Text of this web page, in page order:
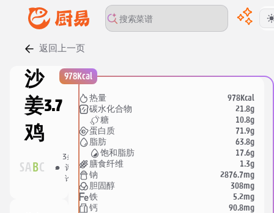
返回上一页
沙
姜
鸡
3.7
SA BC
3条
评
论
44
人
收
藏
978Kcal
热量 978Kcal
碳水化合物 21.8g
糖 10.8g
蛋白质 71.9g
脂肪 63.8g
饱和脂肪 17.6g
膳食纤维 1.3g
钠 2876.7mg
胆固醇 308mg
铁 5.2mg
钙 90.8mg